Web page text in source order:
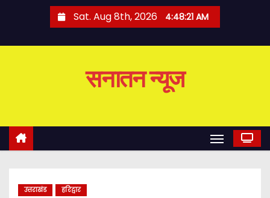
o
Sat. Aug 8th, 2026 4:48:22 AM
सनातन न्यूज
उत्तराखंड हरिद्वार